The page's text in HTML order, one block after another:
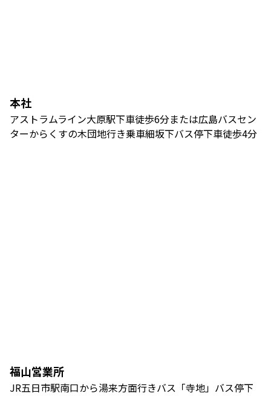
本社
アストラムライン大原駅下車徒歩6分または広島バスセン
ターからくすの木団地行き乗車細坂下バス停下車徒歩4分
福山営業所
JR五日市駅南口から湯来方面行きバス「寺地」バス停下